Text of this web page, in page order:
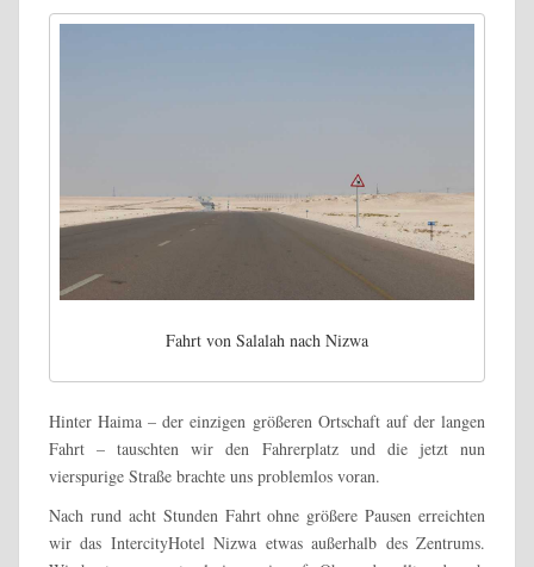
Fahrt von Salalah nach Nizwa
Hinter Haima – der einzigen größeren Ortschaft auf der langen
Fahrt – tauschten wir den Fahrerplatz und die jetzt nun
vierspurige Straße brachte uns problemlos voran.
Nach rund acht Stunden Fahrt ohne größere Pausen erreichten
wir das IntercityHotel Nizwa etwas außerhalb des Zentrums.